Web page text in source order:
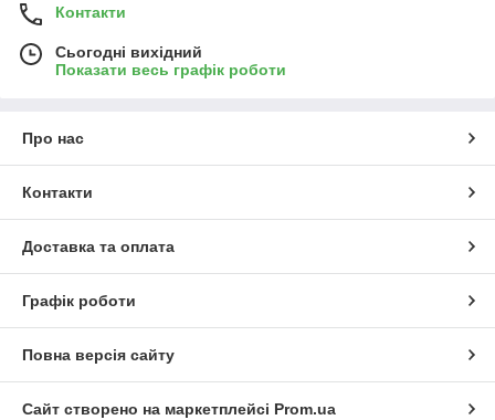
Контакти
Сьогодні вихідний
Показати весь графік роботи
Про нас
Контакти
Доставка та оплата
Графік роботи
Повна версія сайту
Сайт створено на маркетплейсі Prom.ua